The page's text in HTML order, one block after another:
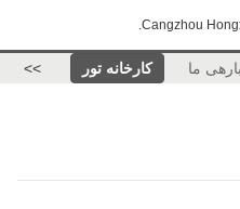
Cangzhou
ما کارخانه تور >>